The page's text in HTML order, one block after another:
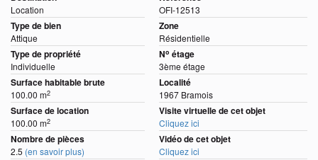
Location
Type de bien
Attique
Type de propriété
Individuelle
Surface habitable brute
100.00 m2
Surface de location
100.00 m2
Nombre de pièces
2.5 (en savoir plus)
OFI-12513
Zone
Résidentielle
No étage
3ème étage
Localité
1967 Bramois
Visite virtuelle de cet objet
Cliquez ici
Vidéo de cet objet
Cliquez ici